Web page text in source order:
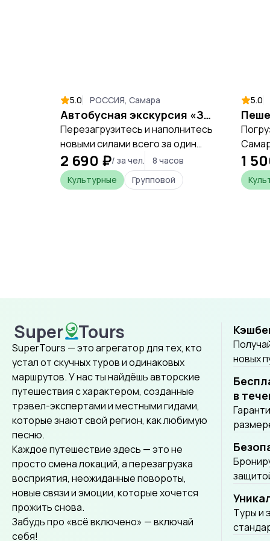
5.0 РОССИЯ, Самара
Автобусная экскурсия «Замок Гарибальди»
Перезагрузитесь и наполнитесь
новыми силами всего за один
день, открывая уникальные
места Самарской области.
2 690 ₽/ за чел.
8 часов
Культурные
Групповой
5.0
1
Супер
Super Туры
Tours
SuperTours
SuperTours — это агрегатор для тех, кто
устал от скучных туров и одинаковых
маршрутов. У нас ты найдёшь авторские
путешествия с характером, созданные
трэвел-экспертами и местными гидами,
которые знают свой регион, как любимую
песню.
Каждое путешествие здесь — это не
просто смена локаций, а перезагрузка
восприятия, неожиданные повороты,
новые связи и эмоции, которые хочется
прожить снова.
Забудь про «всё включено» — включай
себя!
новых
в
Tуры и